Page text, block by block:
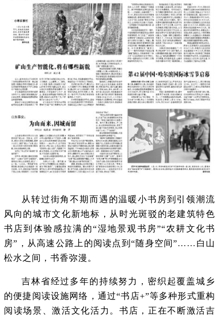
从转过街角不期而遇的温暖小书房到引领潮流
风向的城市文化新地标，从时光斑驳的老建筑特色
书店到体验感拉满的“湿地景观书房”“农耕文化书
房”，从高速公路上的阅读点到“随身空间”……白山
松水之间，书香弥漫。
吉林省经过多年的持续努力，密织起覆盖城乡
的便捷阅读设施网络，通过“书店+”等多种形式重构
阅读场景、激活文化活力。书店，正在不断激活吉